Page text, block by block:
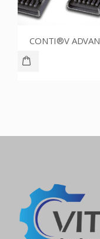
CONTI®V ADVANCE SPZ1737CR